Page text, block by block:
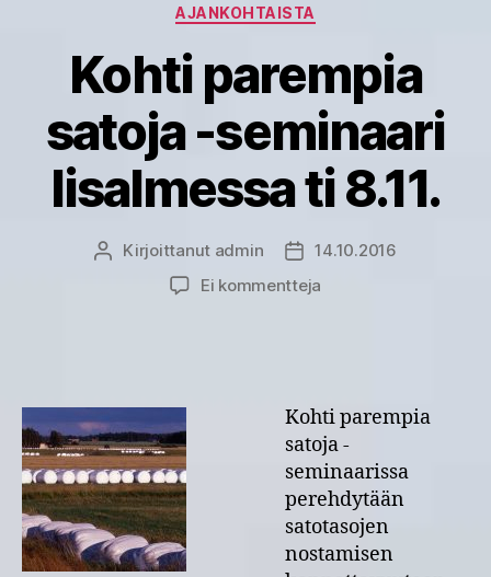
Kategoriat
AJANKOHTAISTA
Kohti parempia
satoja -seminaari
Iisalmessa ti 8.11.
Kirjoittaja
Kirjoittanut admin Julkaisupäivämäärä
14.10.2016
Ei kommentteja
seminaari
Iisalmessa
ti
8.11.
Kohti parempia
satoja -
seminaarissa
perehdytään
satotasojen
nostamisen